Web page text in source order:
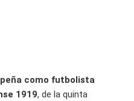
como futbolista
1919, de la quinta